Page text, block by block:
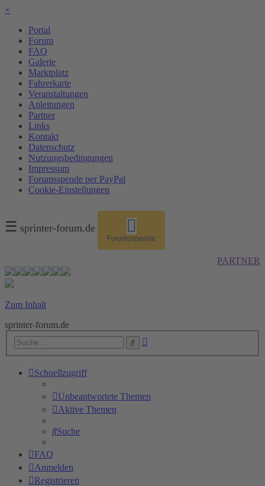
×
Portal
Forum
FAQ
Galerie
Marktplatz
Fahrerkarte
Veranstaltungen
Anleitungen
Partner
Links
Kontakt
Datenschutz
Nutzungsbedingungen
Impressum
Forumsspende per PayPal
Cookie-Einstellungen
☰ sprinter-forum.de
Forumsspende
PARTNER
Zum Inhalt
sprinter-forum.de
Suche
Schnellzugriff
Unbeantwortete Themen
Aktive Themen
Suche
FAQ
Anmelden
Registrieren